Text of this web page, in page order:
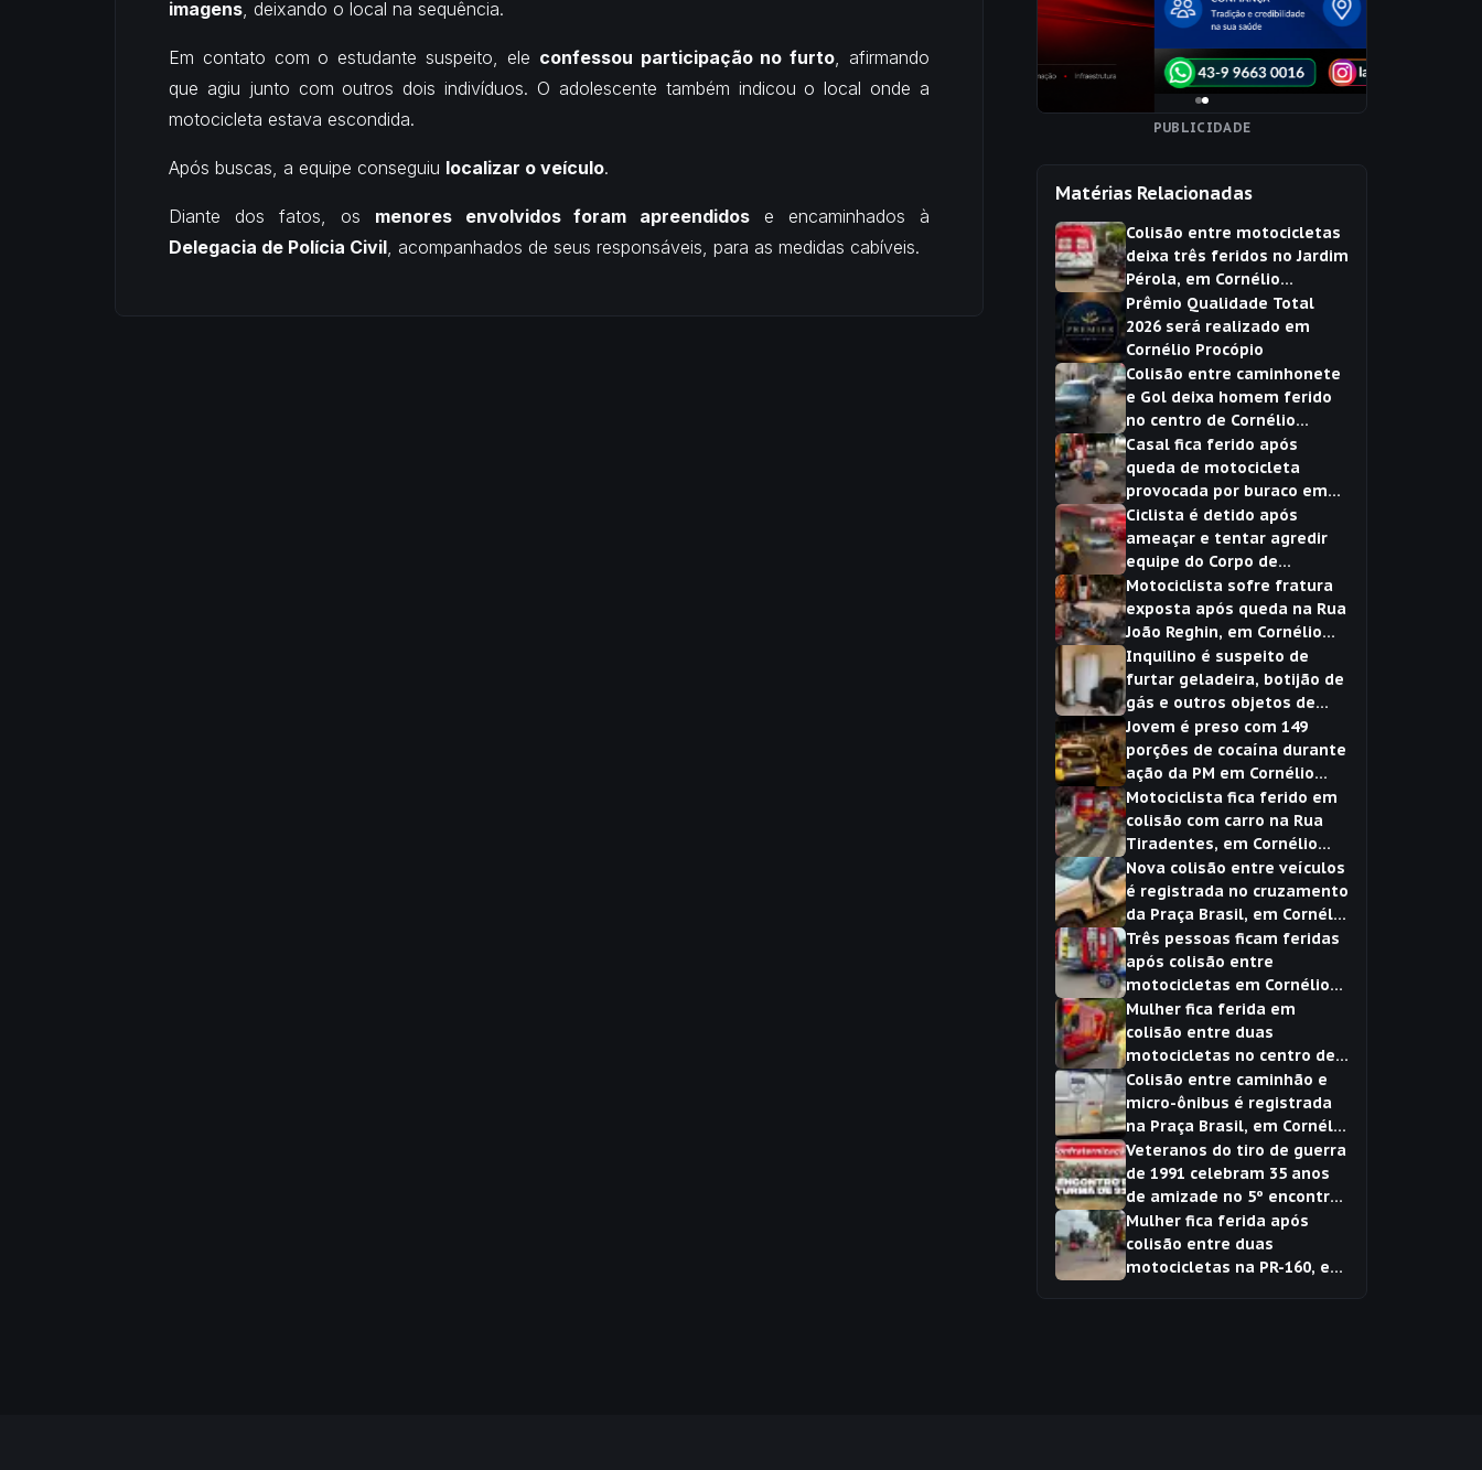
imagens , deixando o local na sequência.
Em contato com o estudante suspeito, ele confessou participação no furto , afirmando
que agiu junto com outros dois indivíduos. O adolescente também indicou o local onde a
motocicleta estava escondida.
Após buscas, a equipe conseguiu localizar o veículo.
Diante dos fatos, os menores envolvidos foram apreendidos e encaminhados à
Delegacia de Polícia Civil , acompanhados de seus responsáveis, para as medidas cabíveis.
PUBLICIDADE
Matérias Relacionadas
Colisão entre motocicletas
deixa três feridos no Jardim
Pérola, em Cornélio
Procópio
Prêmio Qualidade Total
2026 será realizado em
Cornélio Procópio
Colisão entre caminhonete
e Gol deixa homem ferido
no centro de Cornélio
Procópio
Casal fica ferido após
queda de motocicleta
provocada por buraco em
Cornélio Procópio
Ciclista é detido após
ameaçar e tentar agredir
equipe do Corpo de
Bombeiros em Cornélio
Procópio
Motociclista sofre fratura
exposta após queda na Rua
João Reghin, em Cornélio
Procópio
Inquilino é suspeito de
furtar geladeira, botijão de
gás e outros objetos de
kitnet em Cornélio Procópio
Jovem é preso com 149
porções de cocaína durante
ação da PM em Cornélio
Procópio
Motociclista fica ferido em
colisão com carro na Rua
Tiradentes, em Cornélio
Procópio
Nova colisão entre veículos
é registrada no cruzamento
da Praça Brasil, em Cornélio
Procópio
Três pessoas ficam feridas
após colisão entre
motocicletas em Cornélio
Procópio
Mulher fica ferida em
colisão entre duas
motocicletas no centro de
Cornélio Procópio
Colisão entre caminhão e
micro-ônibus é registrada
na Praça Brasil, em Cornélio
Procópio
Veteranos do tiro de guerra
de 1991 celebram 35 anos
de amizade no 5º encontro
da turma
Mulher fica ferida após
colisão entre duas
motocicletas na PR-160, em